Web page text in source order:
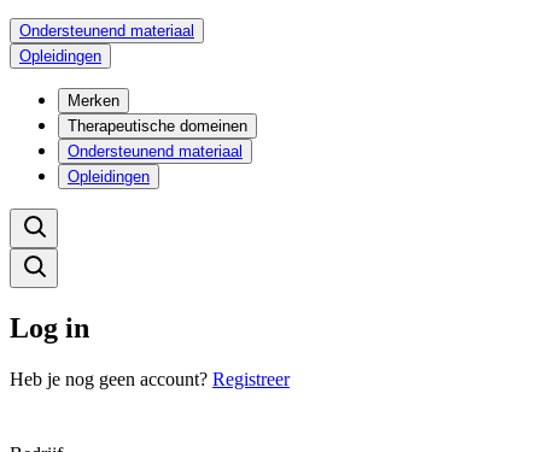
Ondersteunend materiaal
Opleidingen
Merken
Therapeutische domeinen
Ondersteunend materiaal
Opleidingen
Log in
Heb je nog geen account? Registreer